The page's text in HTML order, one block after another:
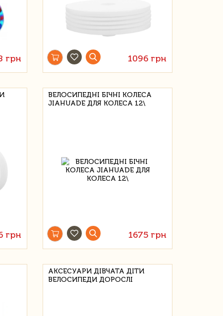
грн 1096 грн
грн
ВЕЛОСИПЕДНІ БІЧНІ КОЛЕСА
JIAHUADE ДЛЯ КОЛЕСА 12\
1675 грн
АКСЕСУАРИ ДІВЧАТА ДІТИ
ВЕЛОСИПЕДИ ДОРОСЛІ